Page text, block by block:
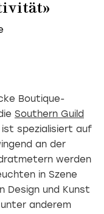
Boutique-
Southern Guild
spezialisiert auf
an der
werden
in Szene
Design und Kunst
anderem